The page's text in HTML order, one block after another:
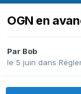
OGN en
Par Bob
le 5 juin dans